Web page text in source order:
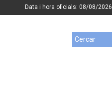
Data i hora oficials: 08/08/2026